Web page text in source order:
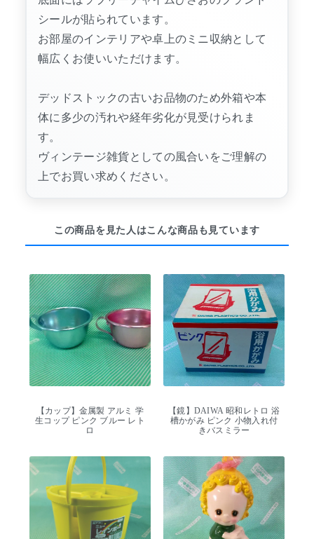
シールが貼られています。
お部屋のインテリアや卓上のミニ収納として
幅広くお使いいただけます。
デッドストックの古いお品物のため外箱や本
体に多少の汚れや経年劣化が見受けられま
す。
ヴィンテージ雑貨としての風合いをご理解の
上でお買い求めください。
この商品を見た人はこんな商品も見ています
【カップ】金属製 アルミ 学
生コップ ピンク ブルー レト
ロ
【鏡】DAIWA 昭和レトロ 浴
槽かがみ ピンク 小物入れ付
きバスミラー